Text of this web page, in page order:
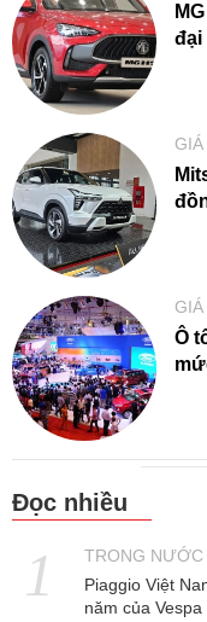
đại
Ô
Đọc nhiều
TRONG NƯỚC
Piaggio Việt
năm của Vespa